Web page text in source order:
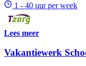
1 - 40 uur per week
Lees meer
Vakantiewerk